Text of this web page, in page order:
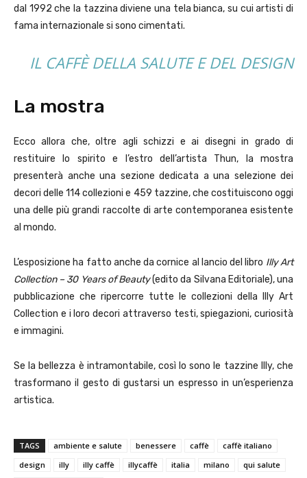
dal 1992 che la tazzina diviene una tela bianca, su cui artisti di
fama internazionale si sono cimentati.
IL CAFFÈ DELLA SALUTE E DEL DESIGN
La mostra
Ecco allora che, oltre agli schizzi e ai disegni in grado di
restituire lo spirito e l’estro dell’artista Thun, la mostra
presenterà anche una sezione dedicata a una selezione dei
decori delle 114 collezioni e 459 tazzine, che costituiscono oggi
una delle più grandi raccolte di arte contemporanea esistente
al mondo.
L’esposizione ha fatto anche da cornice al lancio del libro Illy Art
Collection – 30 Years of Beauty(edito da Silvana Editoriale), una
pubblicazione che ripercorre tutte le collezioni della Illy Art
Collection e i loro decori attraverso testi, spiegazioni, curiosità
e immagini.
Se la bellezza è intramontabile, così lo sono le tazzine Illy, che
trasformano il gesto di gustarsi un espresso in un’esperienza
artistica.
TAGS ambiente e salute benessere caffè
caffè italiano
design
illy illy caffè illycaffè italia milano
qui salute